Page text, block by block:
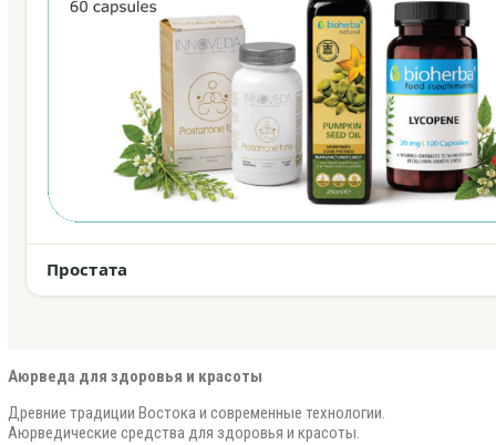
Простата
Аюрведа для здоровья и красоты
Древние традиции Востока и современные технологии.
Аюрведические средства для здоровья и красоты.